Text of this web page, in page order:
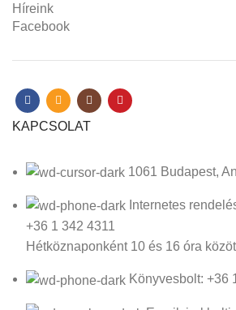
Híreink
Facebook
KAPCSOLAT
1061 Budapest,
Internetes
+36 1 342 4311
Hétköznaponként 10 és 16 óra
Könyvesbolt: +36